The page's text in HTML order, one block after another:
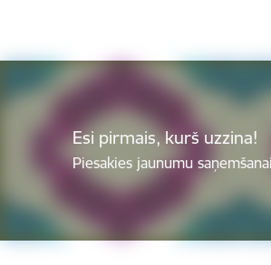
Esi pirmais, kurš uzzina!
Piesakies jaunumu